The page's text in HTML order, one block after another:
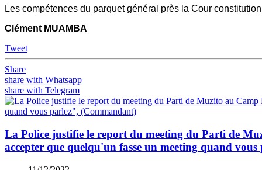
Les compétences du parquet général près la Cour
Clément MUAMBA
Tweet
Share
share with Whatsapp
share with Telegram
La Police justifie le report du meeting du Parti de
accepter que quelqu'un fasse un meeting quand